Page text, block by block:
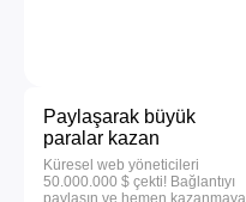
Paylaşarak büyük
paralar kazan
Küresel web yöneticileri
50.000.000 $ çekti! Bağlantıyı
paylaşın ve hemen kazanmaya